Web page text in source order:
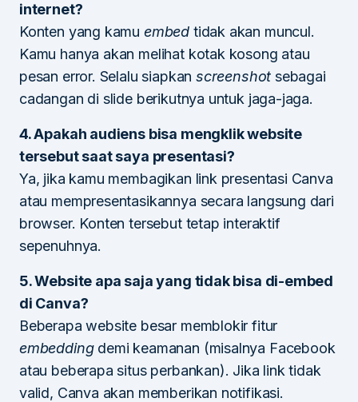
internet?
Konten yang kamu embed tidak akan muncul.
Kamu hanya akan melihat kotak kosong atau
pesan error. Selalu siapkan screenshot sebagai
cadangan di slide berikutnya untuk jaga-jaga.
4. Apakah audiens bisa mengklik website
tersebut saat saya presentasi?
Ya, jika kamu membagikan link presentasi Canva
atau mempresentasikannya secara langsung dari
browser. Konten tersebut tetap interaktif
sepenuhnya.
5. Website apa saja yang tidak bisa di-embed
di Canva?
Beberapa website besar memblokir fitur
embeddingdemi keamanan (misalnya Facebook
atau beberapa situs perbankan). Jika link tidak
valid, Canva akan memberikan notifikasi.